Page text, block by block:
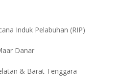
Induk Pelabuhan (RIP)
Danar
& Barat Tenggara